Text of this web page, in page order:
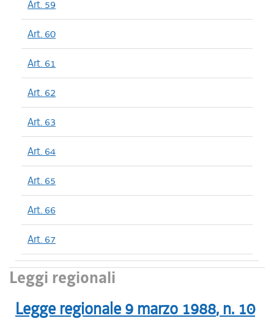
Art. 59
Art. 60
Art. 61
Art. 62
Art. 63
Art. 64
Art. 65
Art. 66
Art. 67
Leggi regionali
Legge regionale 9 marzo 1988, n. 10